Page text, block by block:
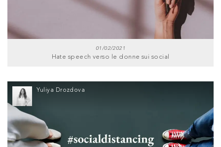
01/02/2021
Hate speech verso le donne sui social
Yuliya Drozdova